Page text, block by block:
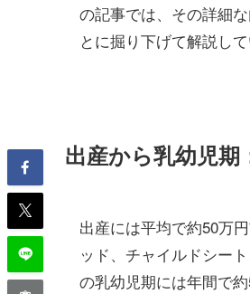
の記事では、その詳細
とに掘り下げて解説して
出産から乳幼児期
出産には平均で約50万
ッド、チャイルドシー
の乳幼児期には年間で